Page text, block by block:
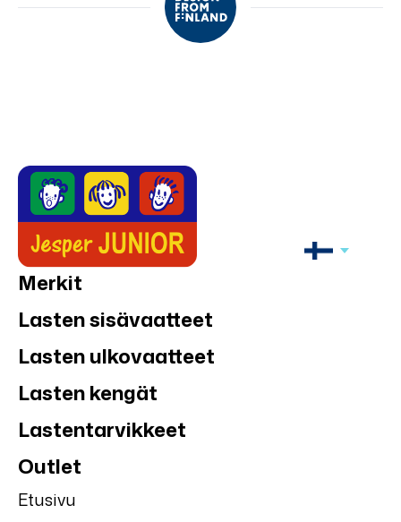
Merkit
Lasten sisävaatteet
Lasten ulkovaatteet
Lasten kengät
Lastentarvikkeet
Outlet
Etusivu